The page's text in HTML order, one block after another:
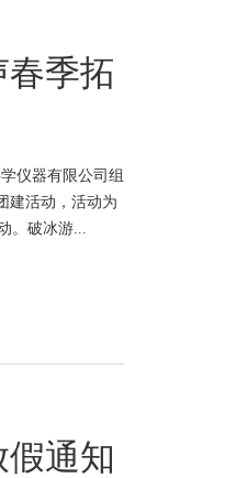
季拓
仪器有限公司组
建活动，活动为
。破冰游...
通知